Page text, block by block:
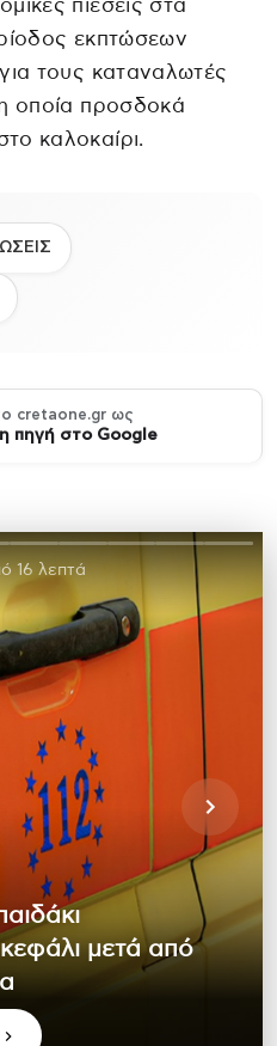
πιέσεις στα
εκπτώσεων
τους καταναλωτές
οποία προσδοκά
καλοκαίρι.
cretaone.gr ως
πηγή στο Google
16 λεπτά
μετά από